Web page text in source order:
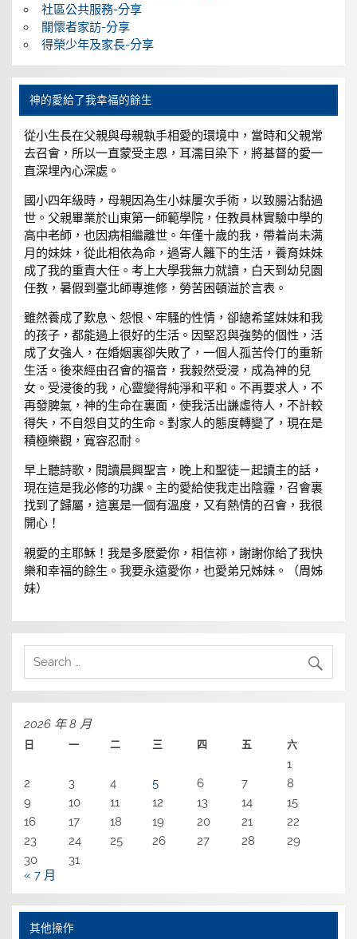
社區公共服務-分享
關懷者家訪-分享
得榮少年及家長-分享
神的愛給了我幸福的餘生
從小生長在父親與母親執手相愛的環境中，當時和父親常
去召會，所以一直蒙受主恩，耳濡目染下，將基督的愛一
直深埋內心深處。
國小四年級時，母親因為生小妹屢次手術，以致腸沾黏過
世。父親畢業於山東第一師範學院，任教員林實驗中學的
高中老師，也因病相繼離世。年僅十歲的我，帶着尚未满
月的妹妹，從此相依為命，過寄人籬下的生活，養育妹妹
成了我的重責大任。考上大學我無力就讀，白天到幼兒園
任教，暑假到臺北師專進修，勞苦困頓溢於言表。
雖然養成了歎息、怨恨、牢騷的性情，卻總希望妹妹和我
的孩子，都能過上很好的生活。因堅忍與強勢的個性，活
成了女強人，在婚姻裏卻失敗了，一個人孤苦伶仃的重新
生活。後來經由召會的福音，我毅然受浸，成為神的兒
女。受浸後的我，心靈變得純淨和平和。不再要求人，不
再發脾氣，神的生命在裏面，使我活出謙虛待人，不計較
得失，不自怨自艾的生命。對家人的態度轉變了，現在是
積極樂觀，寬容忍耐。
早上聽詩歌，閱讀晨興聖言，晚上和聖徒ㄧ起讀主的話，
現在這是我必修的功課。主的愛給使我走出陰霾，召會裏
找到了歸屬，這裏是一個有溫度，又有熱情的召會，我很
開心！
親愛的主耶穌！我是多麽愛你，相信祢，謝謝你給了我快
樂和幸福的餘生。我要永遠愛你，也愛弟兄姊妹。（周姊
妹）
2026 年 8 月
日 一 二 三 四 五 六
1
2
3 4 5 6 7
8
9
10 11 12 13 14
15
16
17 18 19 20 21
22
23
24 25 26 27 28
29
30
31
« 7 月
其他操作